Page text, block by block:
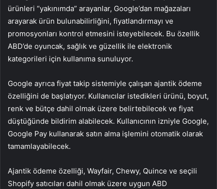
ürünleri “yakınımda” arayanlar, Google’dan mağazaları
arayarak ürün bulunabilirliğini, fiyatlandırmayı ve
promosyonları kontrol etmesini isteyebilecek. Bu özellik
ABD’de oyuncak, sağlık ve güzellik ile elektronik
kategorileri için kullanıma sunuluyor.
Google ayrıca fiyat takip sistemiyle çalışan ajantik ödeme
özelliğini de başlatıyor. Kullanıcılar istedikleri ürünü, boyut,
renk ve bütçe dahil olmak üzere belirtebilecek ve fiyat
düştüğünde bildirim alabilecek. Kullanıcının izniyle Google,
Google Pay kullanarak satın alma işlemini otomatik olarak
tamamlayabilecek.
Ajantik ödeme özelliği, Wayfair, Chewy, Quince ve seçili
Shopify satıcıları dahil olmak üzere uygun ABD